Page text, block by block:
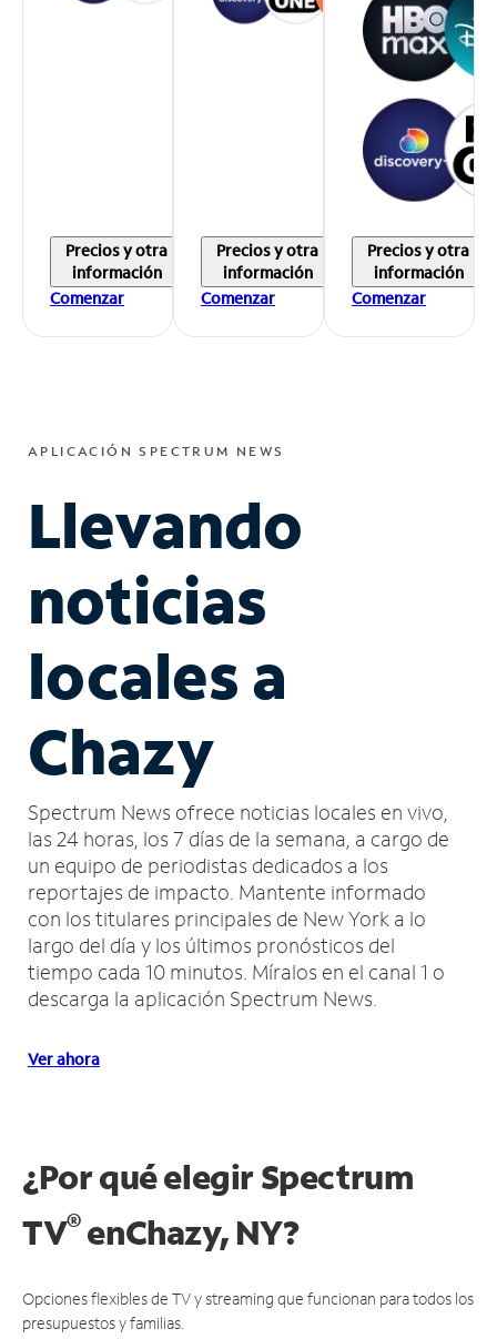
Precios y otra
información
Comenzar
Precios y otra
información
Comenzar
Precios y otra
información
Comenzar
APLICACIÓN SPECTRUM NEWS
Llevando
noticias
locales a
Chazy
Spectrum News ofrece noticias locales en vivo,
las 24 horas, los 7 días de la semana, a cargo de
un equipo de periodistas dedicados a los
reportajes de impacto. Mantente informado
con los titulares principales de New York a lo
largo del día y los últimos pronósticos del
tiempo cada 10 minutos. Míralos en el canal 1 o
descarga la aplicación Spectrum News.
Ver ahora
¿Por qué elegir Spectrum
TV®enChazy, NY?
Opciones flexibles de TV y streaming que funcionan para todos los
presupuestos y familias.